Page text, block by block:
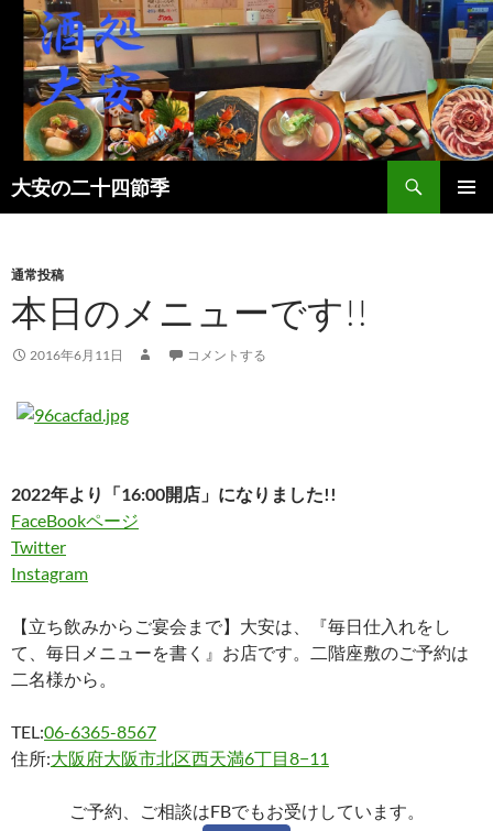
大安の二十四節季
検
索
ン
へ
キ
プ
通常投稿
本日のメニューです!!
2016年6月11日 コメントする
2022年より「16:00開店」になりました!!
FaceBookページ
Twitter
Instagram
【立ち飲みからご宴会まで】大安は、『毎日仕入れをし
て、毎日メニューを書く』お店です。二階座敷のご予約は
二名様から。
TEL:06-6365-8567
住所:大阪府大阪市北区西天満6丁目8−11
ご予約、ご相談はFBでもお受けしています。